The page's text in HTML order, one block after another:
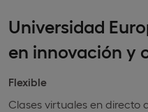
Universidad
en innovación y
Flexible
Clases virtuales en directo